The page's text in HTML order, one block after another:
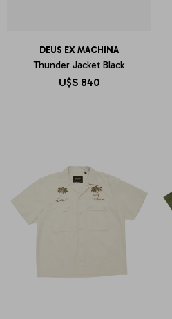
DEUS EX MACHINA
Thunder Jacket Black
U$S 840